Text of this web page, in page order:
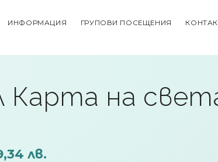
ИНФОРМАЦИЯ ГРУПОВИ ПОСЕЩЕНИЯ
Карта на
лв.